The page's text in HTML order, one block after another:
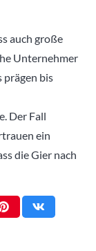
auch große
Unternehmer
prägen bis
Der Fall
ein
die Gier nach